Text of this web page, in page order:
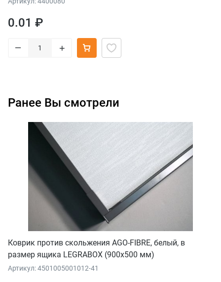
0.01 ₽
– +
Ранее Вы смотрели
Коврик против скольжения AGO-FIBRE, белый, в
размер ящика LEGRABOX (900x500 мм)
Артикул: 4501005001012-41